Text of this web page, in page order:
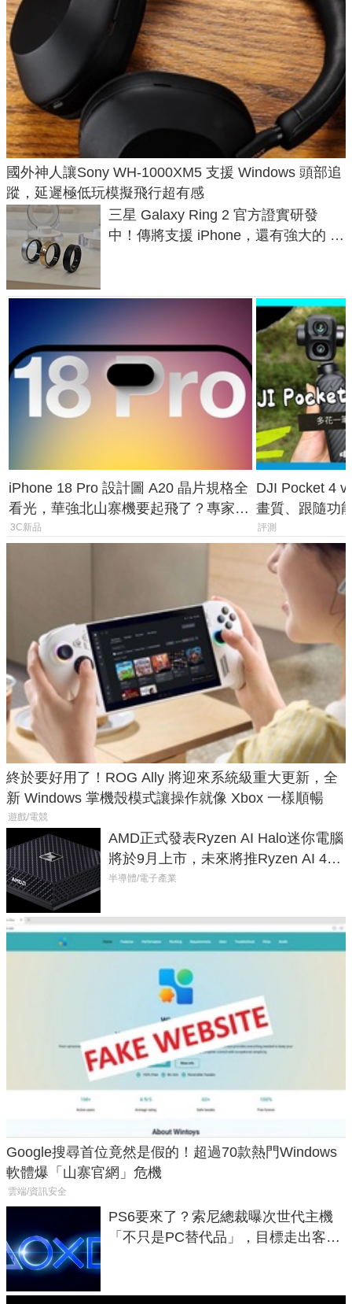
國外神人讓Sony WH-1000XM5 支援 Windows 頭部追
蹤，延遲極低玩模擬飛行超有感
三星 Galaxy Ring 2 官方證實研發
中！傳將支援 iPhone，還有強大的 AI
iPhone 18 Pro 設計圖 A20 晶片規格全
看光，華強北山寨機要起飛了？專家曝
山寨機無法復刻兩大關鍵
3C新品
DJI Pocket 4
畫質、跟隨功
一次看懂兩台
評測
終於要好用了！ROG Ally 將迎來系統級重大更新，全
新 Windows 掌機殼模式讓操作就像 Xbox 一樣順暢
遊戲/電競
AMD正式發表Ryzen AI Halo迷你電腦
將於9月上市，未來將推Ryzen AI 400
Max系列處理器與對應升級版
半導體/電子產業
Google搜尋首位竟然是假的！超過70款熱門Windows
軟體爆「山寨官網」危機
雲端/資訊安全
PS6要來了？索尼總裁曝次世代主機
「不只是PC替代品」，目標走出客